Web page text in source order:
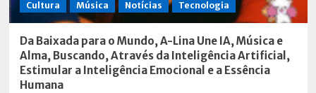
Cultura Música Notícias Tecnologia
Da Baixada para o Mundo, A-Lina Une IA, Música e
Alma, Buscando, Através da Inteligência Artificial,
Estimular a Inteligência Emocional e a Essência
Humana